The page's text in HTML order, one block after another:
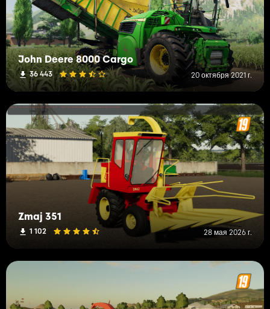
John Deere 8000 Cargo
36 443 20 октября 2021 г.
Zmaj 351
1 102 28 мая 2026 г.